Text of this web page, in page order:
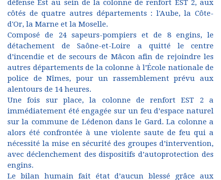
défense Est au sein de la colonne de renfort EST 2, aux
côtés de quatre autres départements : l'Aube, la Côte-
d'Or, la Marne et la Moselle.
Composé de 24 sapeurs-pompiers et de 8 engins, le
détachement de Saône-et-Loire a quitté le centre
d’incendie et de secours de Mâcon afin de rejoindre les
autres départements de la colonne à l’École nationale de
police de Nîmes, pour un rassemblement prévu aux
alentours de 14 heures.
Une fois sur place, la colonne de renfort EST 2 a
immédiatement été engagée sur un feu d’espace naturel
sur la commune de Lédenon dans le Gard. La colonne a
alors été confrontée à une violente saute de feu qui a
nécessité la mise en sécurité des groupes d’intervention,
avec déclenchement des dispositifs d’autoprotection des
engins.
Le bilan humain fait état d’aucun blessé grâce aux